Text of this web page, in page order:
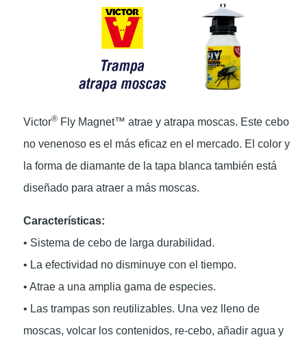
Victor® Fly Magnet™ atrae y atrapa moscas. Este cebo
no venenoso es el más eficaz en el mercado. El color y
la forma de diamante de la tapa blanca también está
diseñado para atraer a más moscas.
Características:
• Sistema de cebo de larga durabilidad.
• La efectividad no disminuye con el tiempo.
• Atrae a una amplia gama de especies.
• Las trampas son reutilizables. Una vez lleno de
moscas, volcar los contenidos, re-cebo, añadir agua y